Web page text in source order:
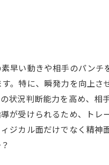
早い動きや相手のパンチ
。特に、瞬発力を向上さ
状況判断能力を高め、相
が受けられるため、トレ
ジカル面だけでなく精神